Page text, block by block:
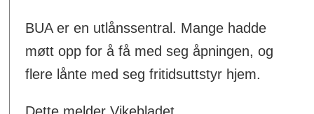
BUA er en utlånssentral. Mange hadde
møtt opp for å få med seg åpningen, og
flere lånte med seg fritidsuttstyr hjem.